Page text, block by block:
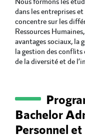
dans les entreprises
concentre sur les
Ressources
avantages sociaux, la
la gestion des
de la diversité et de
Bachelor
Personnel